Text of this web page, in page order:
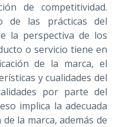
de competitividad.
de las prácticas del
la perspectiva de los
o servicio tiene en
de la marca, el
y cualidades del
por parte del
implica la adecuada
la marca, además de